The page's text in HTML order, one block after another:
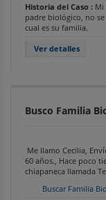
Historia del Caso : Mi
padre biológico, no
cual es su familia.
Ver detalles
Busco Familia
Me llamo Cecilia,
60 años., Hace poco
chiapaneca llamada
Buscar Familia